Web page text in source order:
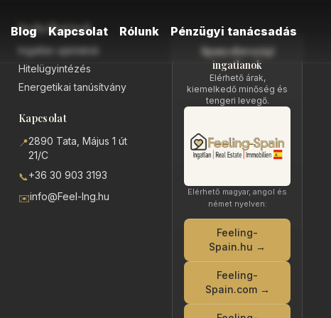
Blog Kapcsolat Rólunk Pénzügyi tanácsadás
Szolgáltatások
Ingatlan ajánlatok
Hitelügyintézés
Energetikai tanúsítvány
Kapcsolat
📍2890 Tata, Május 1 út
21/C
📞+36 30 903 3193
✉️info@Feel-Ing.hu
Spanyolországi
ingatlanok
Elérhető árak,
kiemelkedő minőség és
tengeri levegő.
Elérhető magyar, angol és
német nyelven:
Feeling-
Spain.hu →
Feeling-
Spain.com →